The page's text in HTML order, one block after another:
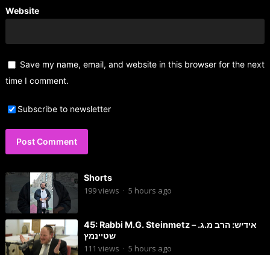
Website
Save my name, email, and website in this browser for the next
time I comment.
Subscribe to newsletter
Shorts
199views · 5 hours ago
45: Rabbi M.G. Steinmetz – אידיש: הרב מ.ג.
שטיינמץ
111 views · 5 hours ago